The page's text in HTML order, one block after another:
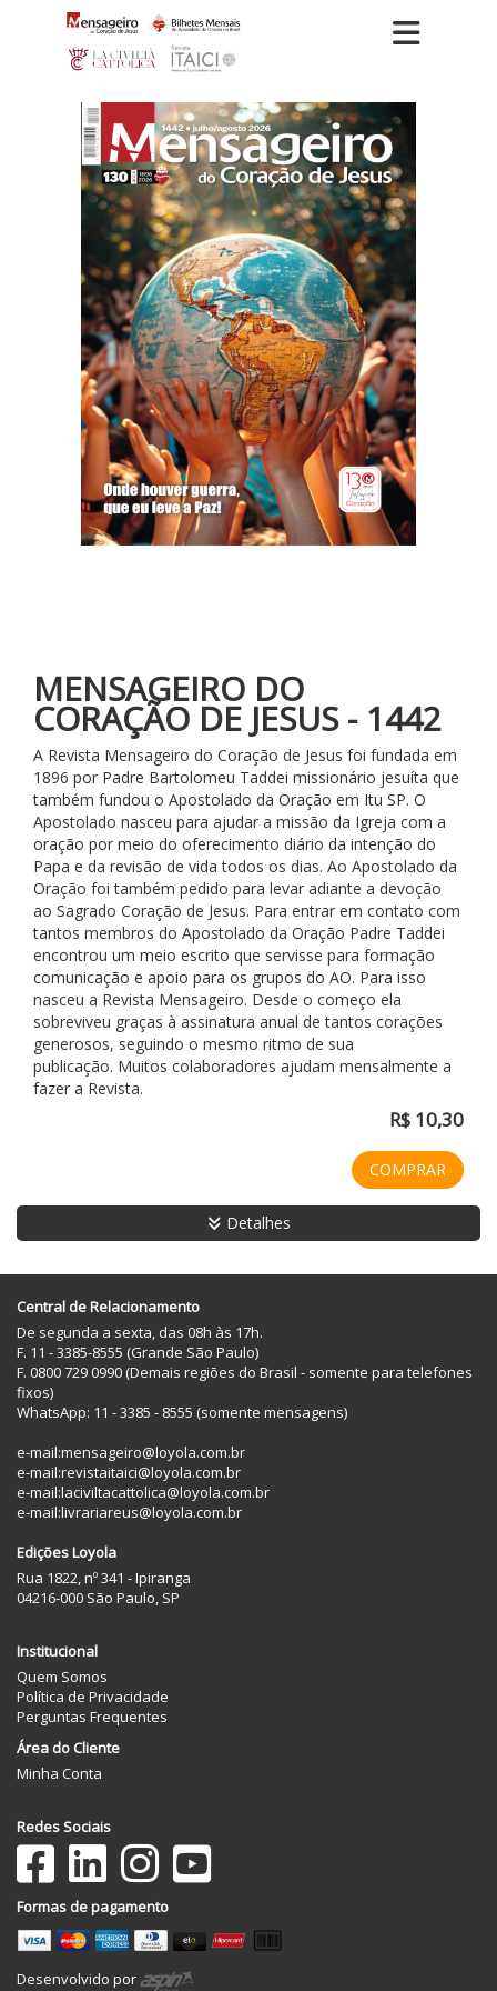
MENSAGEIRO DO
CORAÇÃO DE JESUS - 1442
A Revista Mensageiro do Coração de Jesus foi fundada em
1896 por Padre Bartolomeu Taddei missionário jesuíta que
também fundou o Apostolado da Oração em Itu SP. O
Apostolado nasceu para ajudar a missão da Igreja com a
oração por meio do oferecimento diário da intenção do
Papa e da revisão de vida todos os dias. Ao Apostolado da
Oração foi também pedido para levar adiante a devoção
ao Sagrado Coração de Jesus. Para entrar em contato com
tantos membros do Apostolado da Oração Padre Taddei
encontrou um meio escrito que servisse para formação
comunicação e apoio para os grupos do AO. Para isso
nasceu a Revista Mensageiro. Desde o começo ela
sobreviveu graças à assinatura anual de tantos corações
generosos, seguindo o mesmo ritmo de sua
publicação. Muitos colaboradores ajudam mensalmente a
fazer a Revista.
R$ 10,30
COMPRAR
Detalhes
Central de Relacionamento
De segunda a sexta, das 08h às 17h.
F. 11 - 3385-8555 (Grande São Paulo)
F. 0800 729 0990 (Demais regiões do Brasil - somente para telefones
fixos)
WhatsApp: 11 - 3385 - 8555 (somente mensagens)
e-mail:mensageiro@loyola.com.br
e-mail:revistaitaici@loyola.com.br
e-mail:laciviltacattolica@loyola.com.br
e-mail:livrariareus@loyola.com.br
Edições Loyola
Rua 1822, nº 341 - Ipiranga
04216-000 São Paulo, SP
Institucional
Quem Somos
Política de Privacidade
Perguntas Frequentes
Área do Cliente
Minha Conta
Redes Sociais
Formas de pagamento
Desenvolvido por